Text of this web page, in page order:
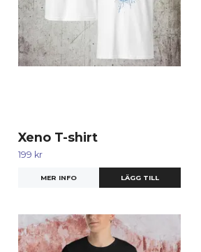
Xeno T-shirt
199 kr
MER INFO LÄGG TILL